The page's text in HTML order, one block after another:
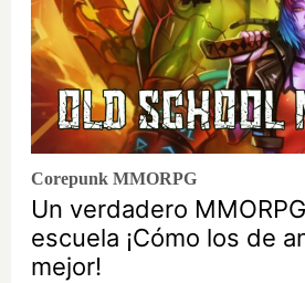
Corepunk MMORPG
Un verdadero
escuela ¡Cómo los de
mejor!